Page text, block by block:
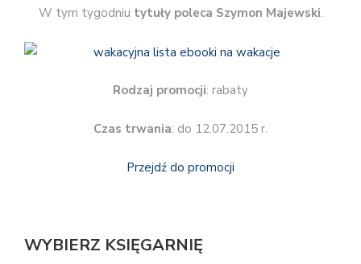
W tym tygodniu tytuły poleca Szymon Majewski.
Rodzaj promocji: rabaty
Czas trwania: do 12.07.2015 r.
Przejdź do promocji
WYBIERZ KSIĘGARNIĘ